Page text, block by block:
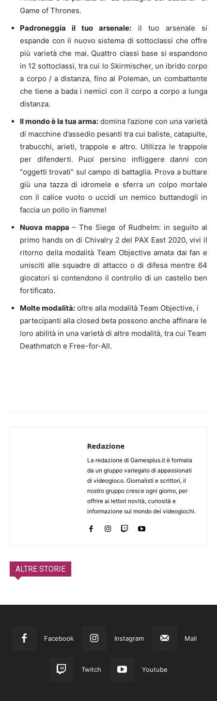
Game of Thrones.
Padroneggia il tuo arsenale: il tuo arsenale si
espande con il nuovo sistema di sottoclassi che offre
più varietà che mai. Quattro classi base si espandono
in 12 sottoclassi, tra cui lo Skirmischer, un ibrido corpo
a corpo / a distanza, fino al Poleman, un combattente
che tiene a bada i nemici con il corpo a corpo a lunga
distanza.
Il mondo è la tua arma: domina l’azione con una varietà
di macchine d’assedio pesanti tra cui baliste, catapulte,
trabucchi, arieti, trappole e altro. Utilizza le trappole
per difenderti. Puoi persino infliggere danni con
“oggetti trovati” sul campo di battaglia. Prova a buttare
giù una tazza di idromele e sferra un colpo mortale
con il calice vuoto o uccidi un nemico buttandogli in
faccia un pollo in fiamme!
Nuova mappa – The Siege of Rudhelm: in seguito al
primo hands on di Chivalry 2 del PAX East 2020, vivi il
ritorno della modalità Team Objective amata dai fan e
unisciti alle squadre di attacco o di difesa mentre 64
giocatori si contendono il controllo di un castello ben
fortificato.
Molte modalità: oltre alla modalità Team Objective, i
partecipanti alla closed beta possono anche affinare le
loro abilità in una varietà di altre modalità, tra cui Team
Deathmatch e Free-for-All.
Redazione
La redazione di Gamesplus.it è formata
da un gruppo variegato di appassionati
di videogioco. Giornalisti e scrittori, il
nostro gruppo cresce ogni giorno, per
offrire ai lettori novità, curiosità e
informazione sul mondo dei videogiochi.
ALTRE STORIE
Facebook Instagram Mail
Twitch Youtube